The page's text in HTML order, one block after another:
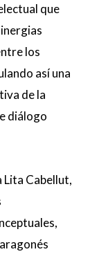
que
los
así una
de la
diálogo
Lita Cabellut,